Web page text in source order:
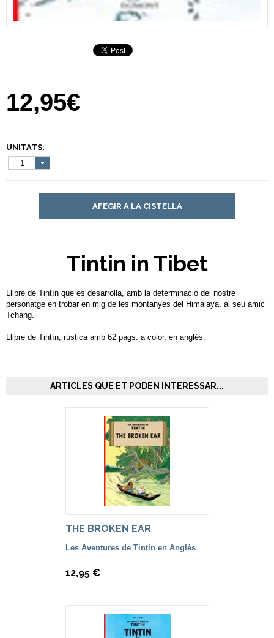
12,95€
UNITATS:
1
AFEGIR A LA CISTELLA
Tintin in Tibet
Llibre de Tintín que es desarrolla, amb la determinació del nostre
personatge en trobar en mig de les montanyes del Himalaya, al seu amic
Tchang.
Llibre de Tintín, rústica amb 62 pags. a color, en anglés.
ARTICLES QUE ET PODEN INTERESSAR...
THE BROKEN EAR
Les Aventures de Tintín en Anglès
12,95 €